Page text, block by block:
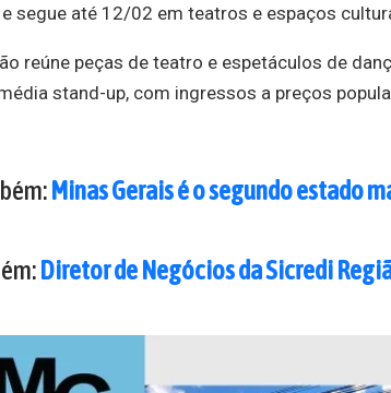
segue até 12/02 em teatros e espaços
reúne peças de teatro e espetáculos de
stand-up, com ingressos a preços
Minas Gerais é o segundo estado
Diretor de Negócios da Sicredi